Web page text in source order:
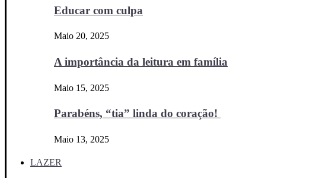
Educar com culpa
Maio 20, 2025
A importância da leitura em família
Maio 15, 2025
Parabéns, “tia” linda do coração!
Maio 13, 2025
LAZER